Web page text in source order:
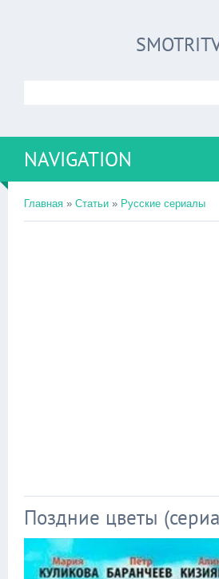
NAVIGATION
Главная » Статьи » Русские сериалы
Поздние цветы